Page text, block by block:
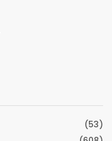
(53)